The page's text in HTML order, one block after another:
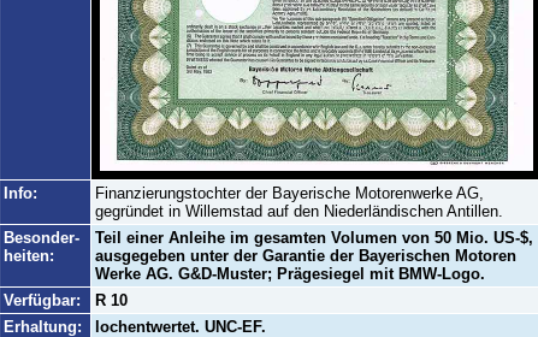
Info:
Finanzierungstochter der Bayerische Motorenwerke AG,
gegründet in Willemstad auf den Niederländischen Antillen.
Besonder-
heiten:
Teil einer Anleihe im gesamten Volumen von 50 Mio. US-$,
ausgegeben unter der Garantie der Bayerischen Motoren
Werke AG. G&D-Muster; Prägesiegel mit BMW-Logo.
Verfügbar:
R 10
Erhaltung:
lochentwertet. UNC-EF.